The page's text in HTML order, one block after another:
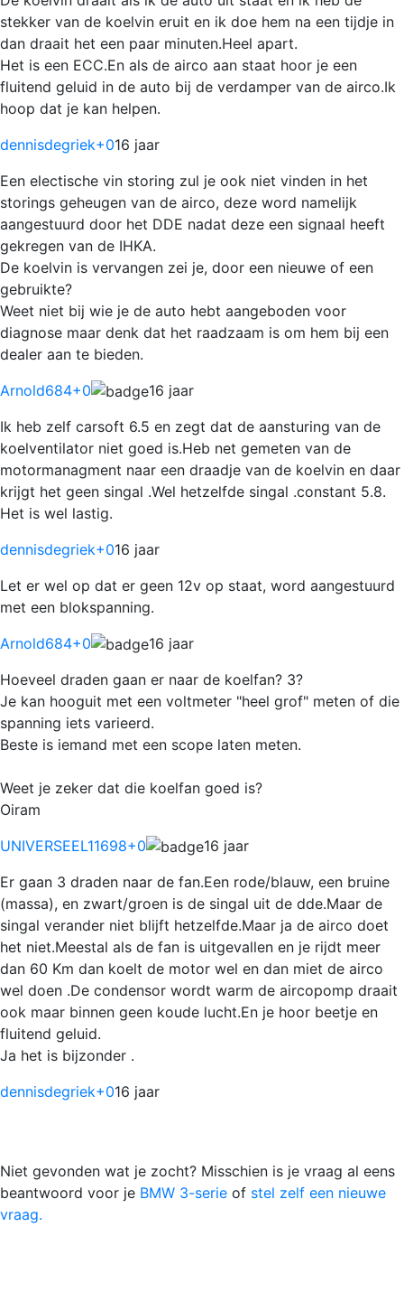
stekker van de koelvin eruit en ik doe hem na een tijdje in
dan draait het een paar minuten.Heel apart.
Het is een ECC.En als de airco aan staat hoor je een
fluitend geluid in de auto bij de verdamper van de airco.Ik
hoop dat je kan helpen.
dennisdegriek+016 jaar
Een electische vin storing zul je ook niet vinden in het
storings geheugen van de airco, deze word namelijk
aangestuurd door het DDE nadat deze een signaal heeft
gekregen van de IHKA.
De koelvin is vervangen zei je, door een nieuwe of een
gebruikte?
Weet niet bij wie je de auto hebt aangeboden voor
diagnose maar denk dat het raadzaam is om hem bij een
dealer aan te bieden.
Arnold684+0
16 jaar
Ik heb zelf carsoft 6.5 en zegt dat de aansturing van de
koelventilator niet goed is.Heb net gemeten van de
motormanagment naar een draadje van de koelvin en daar
krijgt het geen singal .Wel hetzelfde singal .constant 5.8.
Het is wel lastig.
dennisdegriek+016 jaar
Let er wel op dat er geen 12v op staat, word aangestuurd
met een blokspanning.
Arnold684+0
16 jaar
Hoeveel draden gaan er naar de koelfan? 3?
Je kan hooguit met een voltmeter "heel grof" meten of die
spanning iets varieerd.
Beste is iemand met een scope laten meten.
Weet je zeker dat die koelfan goed is?
Oiram
UNIVERSEEL11698+0
16 jaar
Er gaan 3 draden naar de fan.Een rode/blauw, een bruine
(massa), en zwart/groen is de singal uit de dde.Maar de
singal verander niet blijft hetzelfde.Maar ja de airco doet
het niet.Meestal als de fan is uitgevallen en je rijdt meer
dan 60 Km dan koelt de motor wel en dan miet de airco
wel doen .De condensor wordt warm de aircopomp draait
ook maar binnen geen koude lucht.En je hoor beetje en
fluitend geluid.
Ja het is bijzonder .
dennisdegriek+016 jaar
Niet gevonden wat je zocht? Misschien is je vraag al eens
beantwoord voor je BMW 3-serie of stel zelf een nieuwe
vraag.